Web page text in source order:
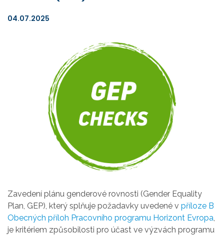
04.07.2025
Zavedení plánu genderové rovnosti (Gender Equality
Plan, GEP), který splňuje požadavky uvedené v příloze B
Obecných příloh Pracovního programu Horizont Evropa,
je kritériem způsobilosti pro účast ve výzvách programu